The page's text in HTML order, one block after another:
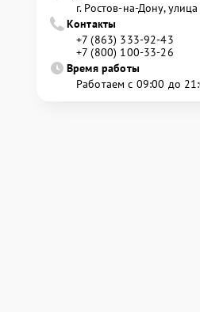
г. Ростов-на-Дону,
Контакты
+7 (863) 333-92-43
+7 (800) 100-33-26
Время работы
Работаем с 09:00 до